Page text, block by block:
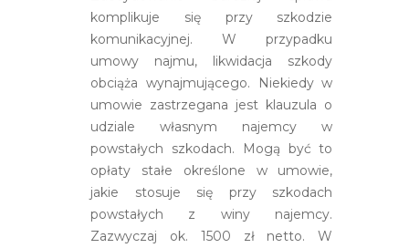
komplikuje się przy szkodzie
komunikacyjnej. W przypadku
umowy najmu, likwidacja szkody
obciąża wynajmującego. Niekiedy w
umowie zastrzegana jest klauzula o
udziale własnym najemcy w
powstałych szkodach. Mogą być to
opłaty stałe określone w umowie,
jakie stosuje się przy szkodach
powstałych z winy najemcy.
Zazwyczaj ok. 1500 zł netto. W